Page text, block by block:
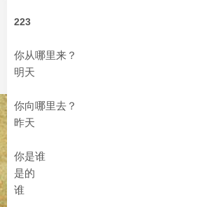
223
你从哪里来？
明天
你向哪里去？
昨天
你是谁
是的
谁